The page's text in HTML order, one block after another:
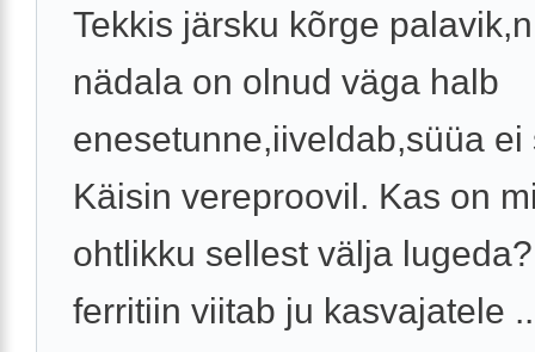
Tekkis järsku kõrge
nädala on olnud väga halb
enesetunne,iiveldab,süüa ei
Käisin vereproovil. Kas on
ohtlikku sellest välja
ferritiin viitab ju kasvajatele